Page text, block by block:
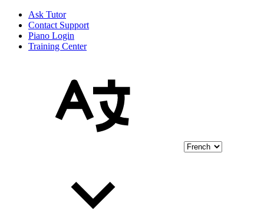
Ask Tutor
Contact Support
Piano Login
Training Center